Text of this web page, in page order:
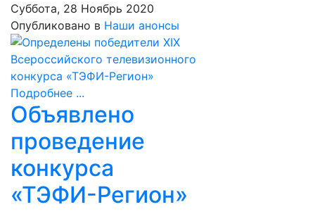
Суббота, 28 Ноябрь 2020
Опубликовано в Наши анонсы
Подробнее ...
Объявлено
проведение
конкурса
«ТЭФИ-Регион»